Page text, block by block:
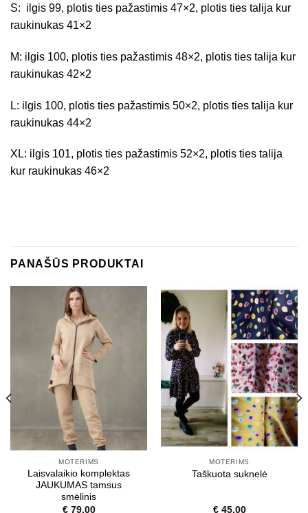
S: ilgis 99, plotis ties pažastimis 47×2, plotis ties talija kur
raukinukas 41×2
M: ilgis 100, plotis ties pažastimis 48×2, plotis ties talija kur
raukinukas 42×2
L: ilgis 100, plotis ties pažastimis 50×2, plotis ties talija kur
raukinukas 44×2
XL: ilgis 101, plotis ties pažastimis 52×2, plotis ties talija
kur raukinukas 46×2
PANAŠŪS PRODUKTAI
MOTERIMS
Laisvalaikio komplektas
JAUKUMAS tamsus
smėlinis
€79.00
MOTERIMS
Taškuota suknelė
€45.00